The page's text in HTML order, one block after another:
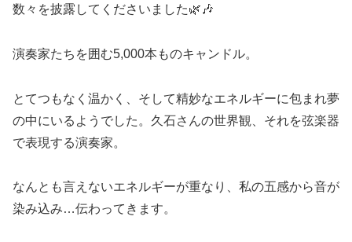
数々を披露してくださいました🌿🎶
演奏家たちを囲む5,000本ものキャンドル。
とてつもなく温かく、そして精妙なエネルギーに包まれ夢
の中にいるようでした。久石さんの世界観、それを弦楽器
で表現する演奏家。
なんとも言えないエネルギーが重なり、私の五感から音が
染み込み…伝わってきます。